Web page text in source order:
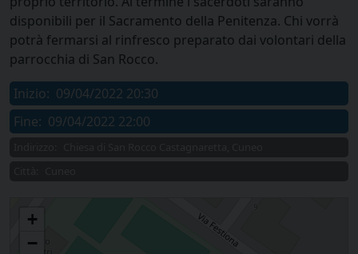
disponibili per il Sacramento della Penitenza. Chi vorrà
potrà fermarsi al rinfresco preparato dai volontari della
parrocchia di San Rocco.
Inizio: 09/04/2022 20:30
Fine: 09/04/2022 22:00
+
−